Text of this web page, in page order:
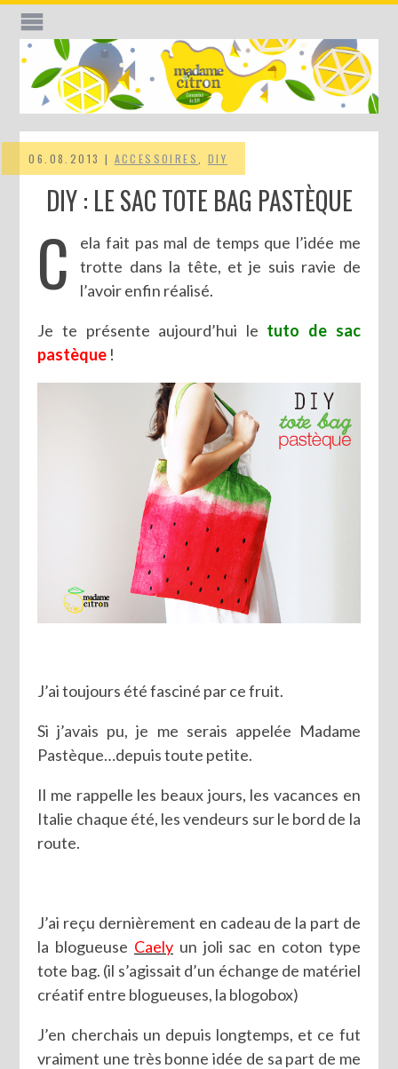
06.08.2013 | ACCESSOIRES DIY
DIY : LE SAC TOTE BAG PASTÈQUE
C
ela fait pas mal de temps que l’idée me
trotte dans la tête, et je suis ravie de
l’avoir enfin réalisé.
Je te présente aujourd’hui le tuto de sac
pastèque !
J’ai toujours été fasciné par ce fruit.
Si j’avais pu, je me serais appelée Madame
Pastèque…depuis toute petite.
Il me rappelle les beaux jours, les vacances en
Italie chaque été, les vendeurs sur le bord de la
route.
J’ai reçu dernièrement en cadeau de la part de
la blogueuse Caelyun joli sac en coton type
tote bag. (il s’agissait d’un échange de matériel
créatif entre blogueuses, la blogobox)
J’en cherchais un depuis longtemps, et ce fut
vraiment une très bonne idée de sa part de me